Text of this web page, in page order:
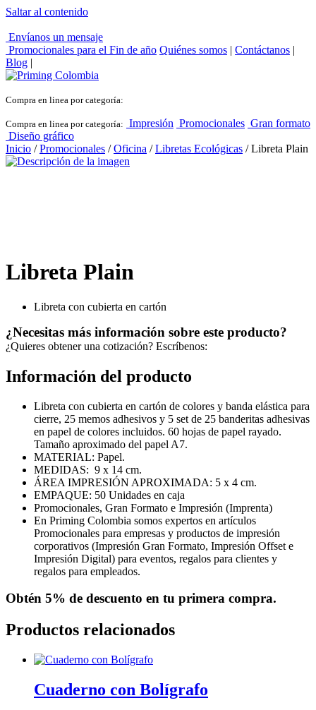
Saltar al contenido
Envíanos un mensaje
Promocionales para el Fin de año Quiénes somos | Contáctanos |
Blog |
Compra en linea por categoría:
Compra en linea por categoría: Impresión Promocionales Gran formato
Diseño gráfico
Inicio /Promocionales /Oficina /Libretas Ecológicas / Libreta Plain
Libreta Plain
Libreta con cubierta en cartón
¿Necesitas más información sobre este producto?
¿Quieres obtener una cotización? Escríbenos:
Información del producto
Libreta con cubierta en cartón de colores y banda elástica para
cierre, 25 memos adhesivos y 5 set de 25 banderitas adhesivas
en papel de colores incluidos. 60 hojas de papel rayado.
Tamaño aproximado del papel A7.
MATERIAL: Papel.
MEDIDAS: 9 x 14 cm.
ÁREA IMPRESIÓN APROXIMADA: 5 x 4 cm.
EMPAQUE: 50 Unidades en caja
Promocionales, Gran Formato e Impresión (Imprenta)
En Priming Colombia somos expertos en artículos
Promocionales para empresas y productos de impresión
corporativos (Impresión Gran Formato, Impresión Offset e
Impresión Digital) para eventos, regalos para clientes y
regalos para empleados.
Obtén 5% de descuento en tu primera compra.
Productos relacionados
Cuaderno con Bolígrafo